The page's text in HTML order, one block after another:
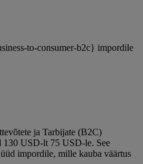
to-consumer-b2c} impordile
ja Tarbijate (B2C)
130 USD-lt 75 USD-le. See
impordile, mille kauba väärtus